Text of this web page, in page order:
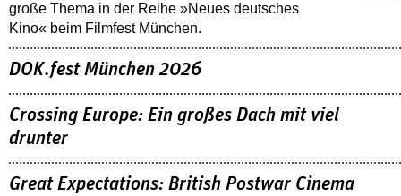
große Thema in der Reihe »Neues deutsches
Kino« beim Filmfest München.
DOK.fest München 2026
Crossing Europe: Ein großes Dach mit viel
drunter
Great Expectations: British Postwar Cinema